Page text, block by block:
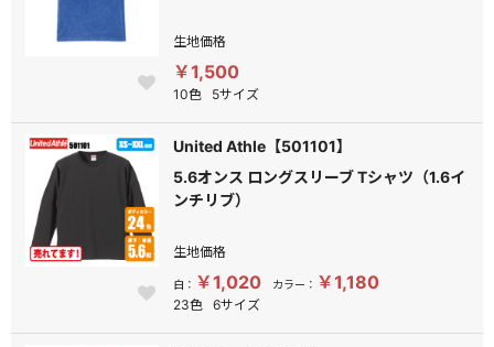
生地価格
￥1,500
10色 5サイズ
United Athle【501101】
5.6オンス ロングスリーブ Tシャツ（1.6イ
ンチリブ）
生地価格
白： ￥1,020 カラー： ￥1,180
23色 6サイズ